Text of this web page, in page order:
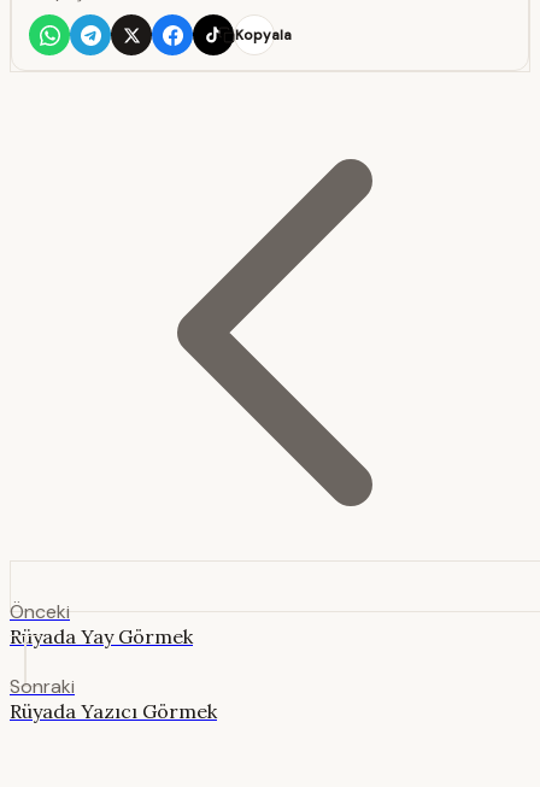
Kopyala
Önceki
Rüyada Yay Görmek
Sonraki
Rüyada Yazıcı Görmek